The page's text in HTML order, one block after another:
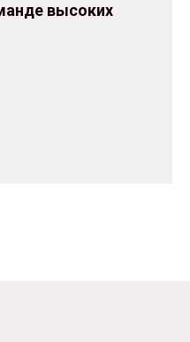
высоких